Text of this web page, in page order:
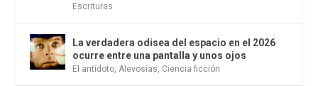
Escrituras
La verdadera odisea del espacio en el 2026
ocurre entre una pantalla y unos ojos
El antídoto,Alevosías, Ciencia ficción